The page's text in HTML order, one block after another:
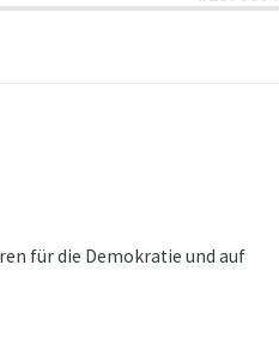
für die Demokratie und auf